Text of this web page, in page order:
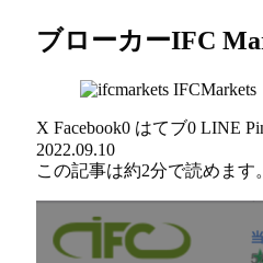
ブローカーIFC
IFCMarkets
X Facebook0 はてブ0 LINE
2022.09.10
この記事は約2分で読めます。